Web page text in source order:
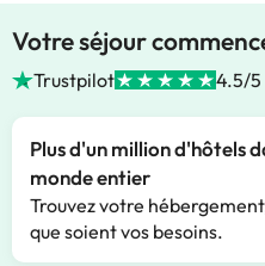
Votre séjour
Trustpilot 4.5/5
Plus d'un million d'hôtels
monde entier
Trouvez votre
que soient vos besoins.